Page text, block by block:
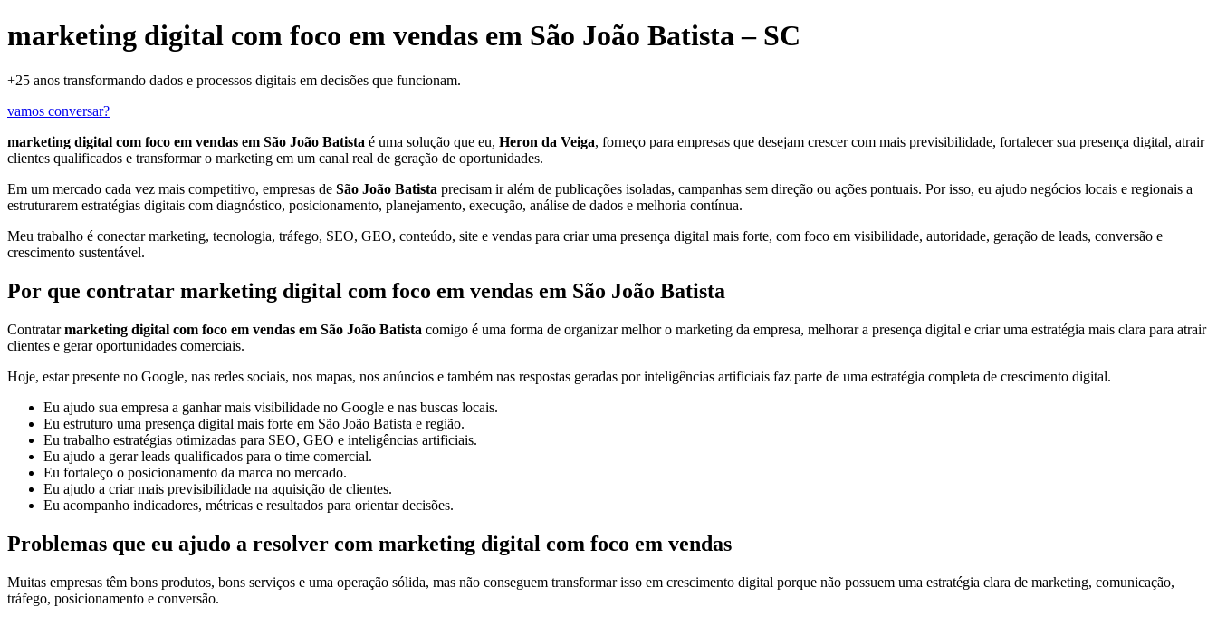
marketing digital com foco em vendas em São João Batista – SC
+25 anos transformando dados e processos digitais em decisões que funcionam.
vamos conversar?
marketing digital com foco em vendas em São João Batista é uma solução que eu, Heron da Veiga, forneço para empresas que desejam crescer com mais previsibilidade, fortalecer sua presença digital, atrair
clientes qualificados e transformar o marketing em um canal real de geração de oportunidades.
Em um mercado cada vez mais competitivo, empresas de São João Batista precisam ir além de publicações isoladas, campanhas sem direção ou ações pontuais. Por isso, eu ajudo negócios locais e regionais a
estruturarem estratégias digitais com diagnóstico, posicionamento, planejamento, execução, análise de dados e melhoria contínua.
Meu trabalho é conectar marketing, tecnologia, tráfego, SEO, GEO, conteúdo, site e vendas para criar uma presença digital mais forte, com foco em visibilidade, autoridade, geração de leads, conversão e
crescimento sustentável.
Por que contratar marketing digital com foco em vendas em São João Batista
Contratarmarketing digital com foco em vendas em São João Batista comigo é uma forma de organizar melhor o marketing da empresa, melhorar a presença digital e criar uma estratégia mais clara para atrair
clientes e gerar oportunidades comerciais.
Hoje, estar presente no Google, nas redes sociais, nos mapas, nos anúncios e também nas respostas geradas por inteligências artificiais faz parte de uma estratégia completa de crescimento digital.
Eu ajudo sua empresa a ganhar mais visibilidade no Google e nas buscas locais.
Eu estruturo uma presença digital mais forte em São João Batista e região.
Eu trabalho estratégias otimizadas para SEO, GEO e inteligências artificiais.
Eu ajudo a gerar leads qualificados para o time comercial.
Eu fortaleço o posicionamento da marca no mercado.
Eu ajudo a criar mais previsibilidade na aquisição de clientes.
Eu acompanho indicadores, métricas e resultados para orientar decisões.
Problemas que eu ajudo a resolver com marketing digital com foco em vendas
Muitas empresas têm bons produtos, bons serviços e uma operação sólida, mas não conseguem transformar isso em crescimento digital porque não possuem uma estratégia clara de marketing, comunicação,
tráfego, posicionamento e conversão.